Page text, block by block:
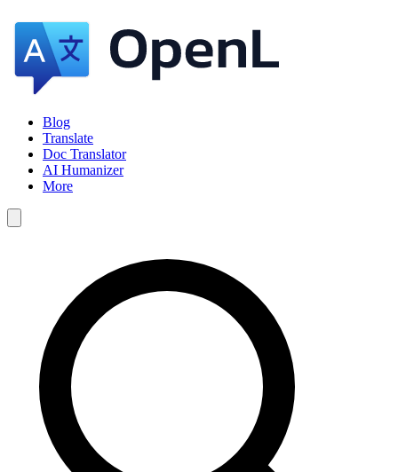
Blog
Translate
Doc Translator
AI Humanizer
More